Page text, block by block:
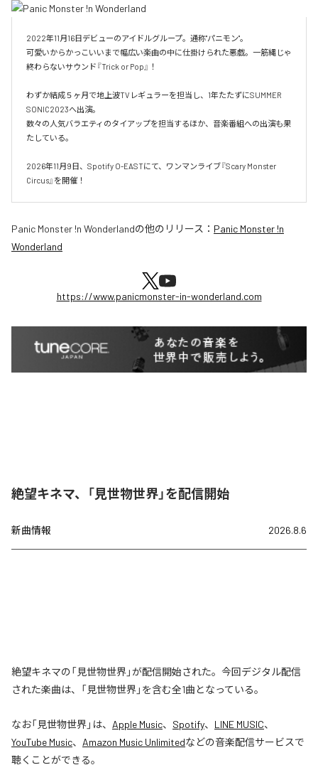
2022年11月16日デビューのアイドルグループ。通称"パニモン"。
可愛いからかっこいいまで幅広い楽曲の中に仕掛けられた悪戯。一筋縄じゃ
終わらないサウンド『Trick or Pop』！
わずか結成５ヶ月で地上波TVレギュラーを担当し、1年たたずにSUMMER
SONIC2023へ出演。
数々の人気バラエティのタイアップを担当するほか、音楽番組への出演も果
たしている。
2026年11月9日、Spotify O-EASTにて、ワンマンライブ『Scary Monster
Circus』を開催！
Panic Monster !n Wonderlandの他のリリース： Panic Monster !n
Wonderland
https://www.panicmonster-in-wonderland.com
絶望キネマ、「見世物世界」を配信開始
新曲情報 2026.8.6
絶望キネマの「見世物世界」が配信開始された。今回デジタル配信
された楽曲は、「見世物世界」を含む全1曲となっている。
なお「見世物世界」は、 Apple Music、 Spotify、 LINE MUSIC、
YouTube Music、 Amazon Music Unlimitedなどの音楽配信サービスで
聴くことができる。